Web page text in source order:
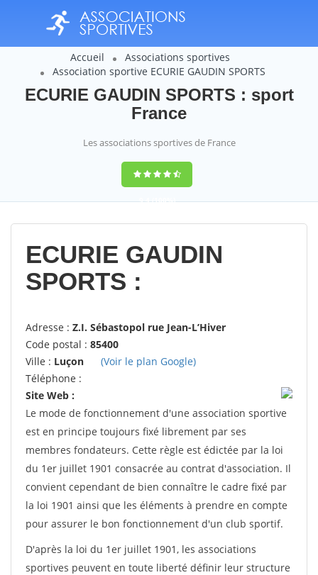
Accueil
Associations sportives
Association sportive ECURIE GAUDIN SPORTS
ECURIE GAUDIN SPORTS : sport
France
Les associations sportives de France
9,4(100%)
14358votes
ECURIE GAUDIN
SPORTS :
Adresse : Z.I. Sébastopol rue Jean-L’Hiver
Code postal : 85400
Ville : Luçon
(Voir le plan Google)
Téléphone :
Site Web :
Le mode de fonctionnement d'une association sportive
est en principe toujours fixé librement par ses
membres fondateurs. Cette règle est édictée par la loi
du 1er juillet 1901 consacrée au contrat d'association. Il
convient cependant de bien connaître le cadre fixé par
la loi 1901 ainsi que les éléments à prendre en compte
pour assurer le bon fonctionnement d'un club sportif.
D'après la loi du 1er juillet 1901, les associations
sportives peuvent en toute liberté définir leur structure